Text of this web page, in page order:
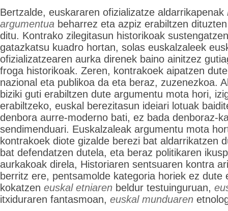
Bertzalde, euskararen ofizializatze aldarrikapenak
argumentua beharrez eta azpiz erabiltzen
ditu. Kontrako zilegitasun historikoak
gatazkatsu kuadro hortan, solas euskalzaleek
ofizializatzearen aurka direnek baino ainitzez
froga historikoak. Zeren, kontrakoek aipatzen
nazional eta publikoa da eta beraz, zuzenezkoa.
biziki guti erabiltzen dute argumentu mota hori,
erabiltzeko, euskal berezitasun ideiari lotuak
denbora aurre-moderno bati, ez bada denboraz-
sendimenduari. Euskalzaleak argumentu mota
kontrakoek diote gizalde berezi bat aldarrikatzen
bat defendatzen dutela, eta beraz politikaren
aurkakoak direla, Historiaren sentsuaren kontra
berritz ere, pentsamolde kategoria horiek ez dute
kokatzen euskal etniaren beldur testuinguruan,
itxiduraren fantasmoan, euskal munduaren